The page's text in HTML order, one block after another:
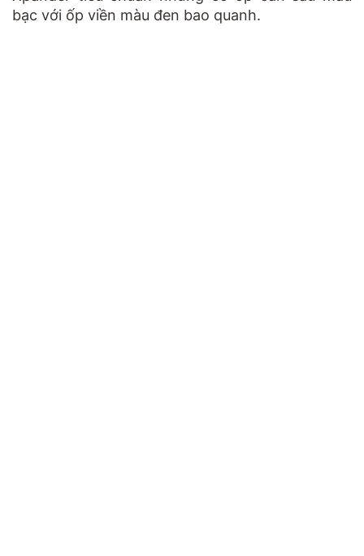
bạc với ốp viền màu đen bao quanh.